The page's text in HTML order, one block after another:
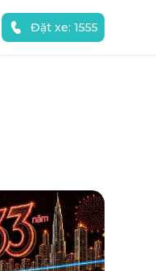
Đặt xe: 1555